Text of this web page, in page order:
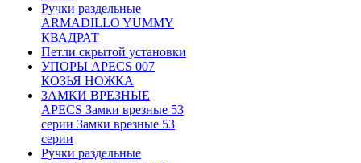
Ручки раздельные
ARMADILLO YUMMY
КВАДРАТ
Петли скрытой установки
УПОРЫ APECS 007
КОЗЬЯ НОЖКА
ЗАМКИ ВРЕЗНЫЕ
APECS Замки врезные 53
серии Замки врезные 53
серии
Ручки раздельные